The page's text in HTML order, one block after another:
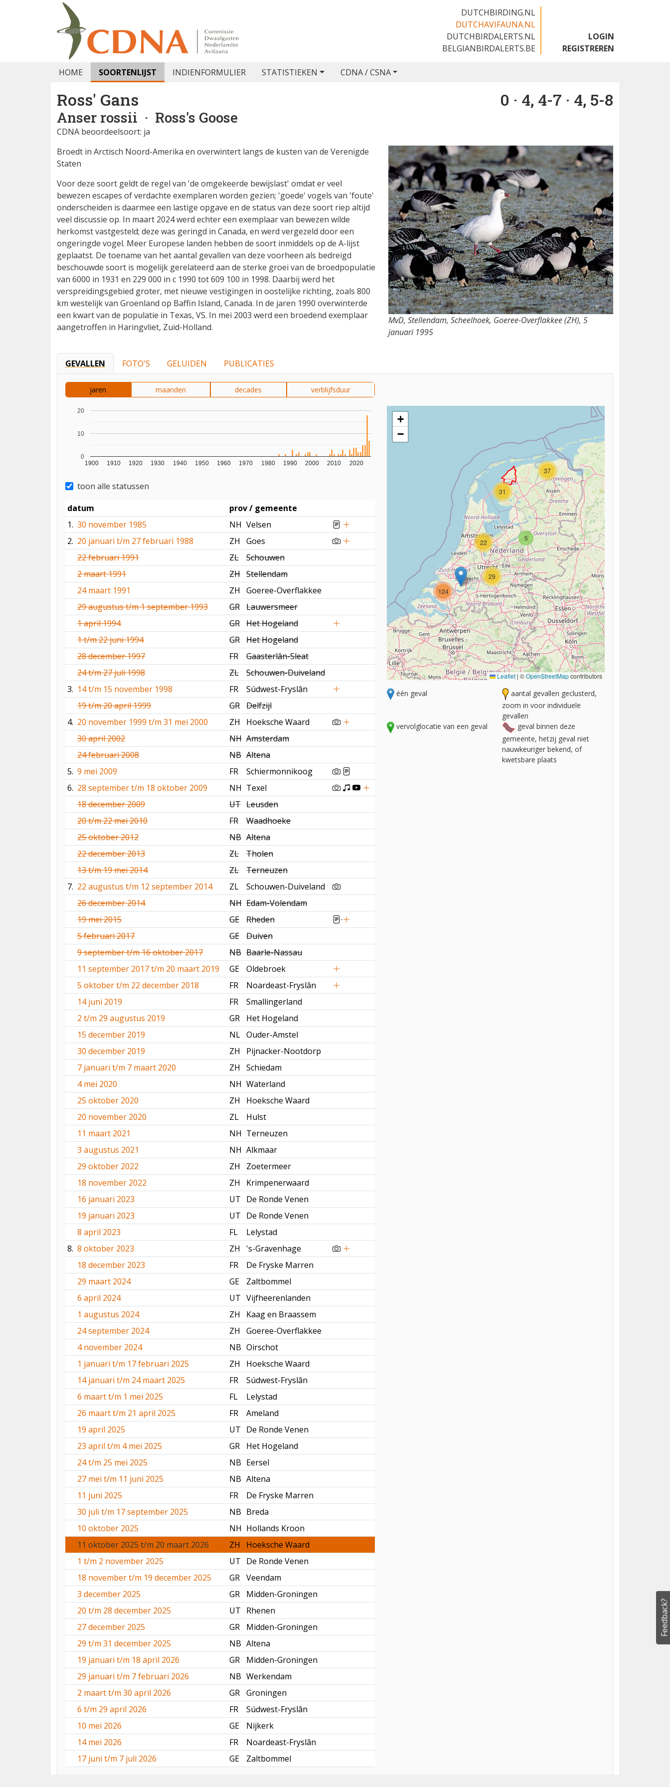
DUTCHBIRDING.NL
DUTCHAVIFAUNA.NL
DUTCHBIRDALERTS.NL
BELGIANBIRDALERTS.BE
LOGIN
REGISTREREN
HOME SOORTENLIJST INDIENFORMULIER STATISTIEKEN CDNA / CSNA
Ross' Gans 0 · 4, 4-7 · 4, 5-8
Anser rossii · Ross's Goose
CDNA beoordeelsoort: ja
Broedt in Arctisch Noord-Amerika en overwintert langs de kusten van de Verenigde
Staten
Voor deze soort geldt de regel van 'de omgekeerde bewijslast' omdat er veel
bewezen escapes of verdachte exemplaren worden gezien; 'goede' vogels van 'foute'
onderscheiden is daarmee een lastige opgave en de status van deze soort riep altijd
veel discussie op. In maart 2024 werd echter een exemplaar van bewezen wilde
herkomst vastgesteld; deze was geringd in Canada, en werd vergezeld door een
ongeringde vogel. Meer Europese landen hebben de soort inmiddels op de A-lijst
geplaatst. De toename van het aantal gevallen van deze voorheen als bedreigd
beschouwde soort is mogelijk gerelateerd aan de sterke groei van de broedpopulatie
van 6000 in 1931 en 229 000 in c 1990 tot 609 100 in 1998. Daarbij werd het
verspreidingsgebied groter, met nieuwe vestigingen in oostelijke richting, zoals 800
km westelijk van Groenland op Baffin Island, Canada. In de jaren 1990 overwinterde
een kwart van de populatie in Texas, VS. In mei 2003 werd een broedend exemplaar
aangetroffen in Haringvliet, Zuid-Holland.
MvD, Stellendam, Scheelhoek, Goeree-Overflakkee (ZH), 5
januari 1995
GEVALLEN FOTO'S GELUIDEN PUBLICATIES
jaren maanden decades verblijfsduur
1900 1910 1920 1930 1940 1950 1960 1970 1980 1990 2000 2010 2020
0
10
20
toon alle statussen
datum
prov / gemeente
1. 30 november 1985 NH Velsen
2. 20 januari t/m 27 februari 1988 ZH
Goes
22 februari 1991
ZL
Schouwen
2 maart 1991
ZH Stellendam
24 maart 1991
ZH
Goeree-Overflakkee
29 augustus t/m 1 september 1993
GR Lauwersmeer
1 april 1994
GR Het Hogeland
1 t/m 22 juni 1994
GR Het Hogeland
28 december 1997
FR
Gaasterlân-Sleat
24 t/m 27 juli 1998
ZL
Schouwen-Duiveland
3. 14 t/m 15 november 1998 FR
Súdwest-Fryslân
19 t/m 20 april 1999
GR Delfzijl
4. 20 november 1999 t/m 31 mei 2000 ZH
Hoeksche Waard
30 april 2002
NH Amsterdam
24 februari 2008
NB Altena
5. 9 mei 2009 FR
Schiermonnikoog
6. 28 september t/m 18 oktober 2009 NH Texel
18 december 2009
UT Leusden
20 t/m 22 mei 2010
FR
Waadhoeke
25 oktober 2012
NB Altena
22 december 2013
ZL
Tholen
13 t/m 19 mei 2014
ZL
Terneuzen
7. 22 augustus t/m 12 september 2014 ZL
Schouwen-Duiveland
26 december 2014
NH Edam-Volendam
19 mei 2015
GE
Rheden
5 februari 2017
GE
Duiven
9 september t/m 16 oktober 2017
NB Baarle-Nassau
11 september 2017 t/m 20 maart 2019
GE
Oldebroek
5 oktober t/m 22 december 2018
FR
Noardeast-Fryslân
14 juni 2019
FR
Smallingerland
2 t/m 29 augustus 2019
GR
Het Hogeland
15 december 2019
NL Ouder-Amstel
30 december 2019
ZH
Pijnacker-Nootdorp
7 januari t/m 7 maart 2020
ZH
Schiedam
4 mei 2020
NH Waterland
25 oktober 2020
ZH
Hoeksche Waard
20 november 2020
ZL
Hulst
11 maart 2021
NH Terneuzen
3 augustus 2021
NH Alkmaar
29 oktober 2022
ZH
Zoetermeer
18 november 2022
ZH
Krimpenerwaard
16 januari 2023
UT De Ronde Venen
19 januari 2023
UT De Ronde Venen
8 april 2023
FL
Lelystad
8. 8 oktober 2023 ZH
's-Gravenhage
18 december 2023
FR
De Fryske Marren
29 maart 2024
GE
Zaltbommel
6 april 2024
UT Vijfheerenlanden
1 augustus 2024
ZH
Kaag en Braassem
24 september 2024
ZH
Goeree-Overflakkee
4 november 2024
NB Oirschot
1 januari t/m 17 februari 2025
ZH
Hoeksche Waard
14 januari t/m 24 maart 2025
FR
Súdwest-Fryslân
6 maart t/m 1 mei 2025
FL
Lelystad
26 maart t/m 21 april 2025
FR
Ameland
19 april 2025
UT De Ronde Venen
23 april t/m 4 mei 2025
GR
Het Hogeland
24 t/m 25 mei 2025
NB Eersel
27 mei t/m 11 juni 2025
NB Altena
11 juni 2025
FR
De Fryske Marren
30 juli t/m 17 september 2025
NB Breda
10 oktober 2025
NH Hollands Kroon
11 oktober 2025 t/m 20 maart 2026
ZH
Hoeksche Waard
1 t/m 2 november 2025
UT De Ronde Venen
18 november t/m 19 december 2025
GR Veendam
3 december 2025
GR
Midden-Groningen
20 t/m 28 december 2025
UT Rhenen
27 december 2025
GR
Midden-Groningen
29 t/m 31 december 2025
NB Altena
19 januari t/m 18 april 2026
GR
Midden-Groningen
29 januari t/m 7 februari 2026
NB Werkendam
2 maart t/m 30 april 2026
GR Groningen
6 t/m 29 april 2026
FR
Súdwest-Fryslân
10 mei 2026
GE
Nijkerk
14 mei 2026
FR
Noardeast-Fryslân
17 juni t/m 7 juli 2026
GE Zaltbommel
37
5
29
22
31
124
+
−
Leaflet | ©OpenStreetMapcontributors
één geval
aantal gevallen geclusterd,
zoom in voor individuele
gevallen
vervolglocatie van een geval
geval binnen deze
gemeente, hetzij geval niet
nauwkeuriger bekend, of
kwetsbare plaats
Feedback?